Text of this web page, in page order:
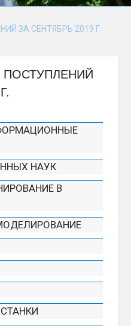
ЗА СЕНТЯБРЬ 2019 Г.
ПОСТУПЛЕНИЙ
НАУК
В